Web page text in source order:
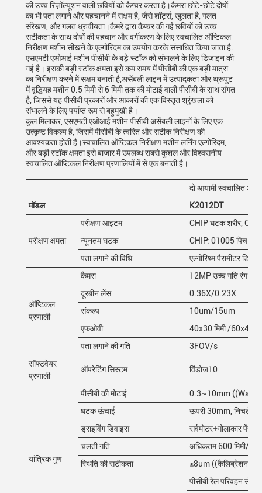
की उच्च रिज़ॉल्यूशन वाली छवियों को कैप्चर करता है।कैमरा छोटे-छोटे दोषों
का भी पता लगाने और पहचानने में सक्षम है, जैसे शॉर्ट्स, खुलता है, गलत
संरेखण, और गलत ध्रुवीयता।कैमरे द्वारा कैप्चर की गई छवियों को उच्च
सटीकता के साथ दोषों की पहचान और वर्गीकरण के लिए स्वचालित ऑप्टिकल
निरीक्षण मशीन सीखने के एल्गोरिदम का उपयोग करके संसाधित किया जाता है.
एसएमटी एओआई मशीन पीसीबी के बड़े स्टॉक को संभालने के लिए डिज़ाइन की
गई है। इसकी बड़ी स्टॉक क्षमता इसे कम समय में पीसीबी की एक बड़ी मात्रा
का निरीक्षण करने में सक्षम बनाती है,असेंबली लाइन में उत्पादकता और थ्रूपुट
में वृद्धियह मशीन 0.5 मिमी से 6 मिमी तक की मोटाई वाली पीसीबी के साथ संगत
है, जिससे यह पीसीबी प्रकारों और आकारों की एक विस्तृत श्रृंखला को
संभालने के लिए पर्याप्त रूप से बहुमुखी है।
कुल मिलाकर, एसएमटी एओआई मशीन पीसीबी असेंबली लाइनों के लिए एक
उत्कृष्ट विकल्प है, जिसमें पीसीबी के त्वरित और सटीक निरीक्षण की
आवश्यकता होती है।स्वचालित ऑप्टिकल निरीक्षण मशीन लर्निंग एल्गोरिदम,
और बड़ी स्टॉक क्षमता इसे बाजार में उपलब्ध सबसे कुशल और विश्वसनीय
स्वचालित ऑप्टिकल निरीक्षण प्रणालियों में से एक बनाती है।
दो आयामी स्वचालित
मॉडल
K2012DT
परीक्षण क्षमता
परीक्षण आइटम
CHIP घटक शरीर,
न्यूनतम घटक
CHIP: 01005 पिचः0.3
पता लगाने की विधि
एल्गोरिथ्म पैरामीटर
ऑप्टिकल
प्रणाली
कैमरा
12MP उच्च गति रंग
दूरबीन लेंस
0.36X/0.23X
संकल्प
10um/15um
एफओवी
40x30 मिमी /60x45
पता लगाने की गति
3FOV/s
सॉफ्टवेयर
प्रणाली
ऑपरेटिंग सिस्टम विंडोज10
यांत्रिक गुण
पीसीबी की मोटाई
0.3~10mm
घटक ऊंचाई
ऊपरी 30mm, निचले
ड्राइविंग डिवाइस
सर्वमोटर+गोलाकार
चलती गति
अधिकतम 600 मिमी/
स्थिति की सटीकता
≤8um ((कैलिब्रेशन के
पीसीबी रेल परिवहन